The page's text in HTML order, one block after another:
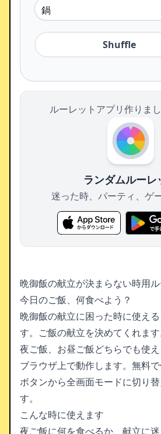
Shuffle
ルーレットアプリ作りま
ランダムルーレ
迷った時、パーティ、ゲ
晩御飯の献立が決まらない時用ル
今日のご飯、何食べよう？
晩御飯の献立に困った時に使え
す。ご飯の献立を決めてくれます
夜ご飯、お昼ご飯どちらでも使え
ブラウザ上で動作します。無料
ボタンから全画面モードに切り
す。
こんな時に使えます
夜ご飯に何を食べるか、献立に